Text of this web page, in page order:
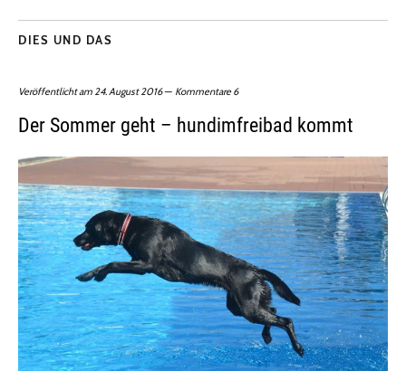
DIES UND DAS
Veröffentlicht am 24. August 2016 Kommentare 6
Der Sommer geht – hundimfreibad kommt